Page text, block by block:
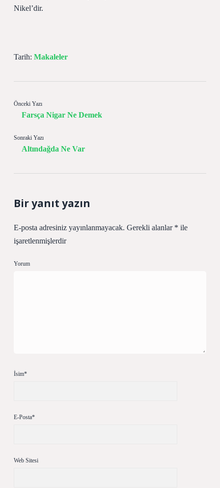
Nikel’dir.
Tarih: Makaleler
Önceki Yazı
Farsça Nigar Ne Demek
Sonraki Yazı
Altındağda Ne Var
Bir yanıt yazın
E-posta adresiniz yayınlanmayacak. Gerekli alanlar * ile
işaretlenmişlerdir
Yorum
İsim*
E-Posta*
Web Sitesi